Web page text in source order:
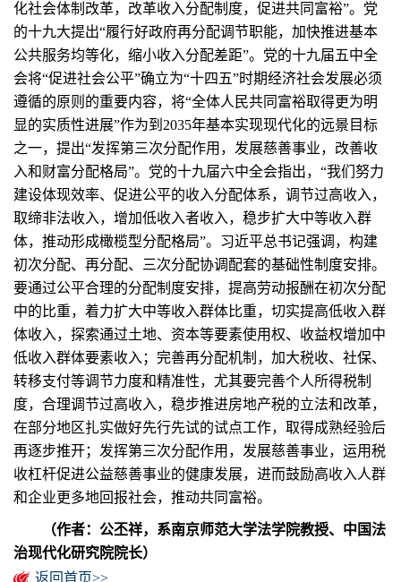
化社会体制改革，改革收入分配制度，促进共同富裕”。党
的十九大提出“履行好政府再分配调节职能，加快推进基本
公共服务均等化，缩小收入分配差距”。党的十九届五中全
会将“促进社会公平”确立为“十四五”时期经济社会发展必须
遵循的原则的重要内容，将“全体人民共同富裕取得更为明
显的实质性进展”作为到2035年基本实现现代化的远景目标
之一，提出“发挥第三次分配作用，发展慈善事业，改善收
入和财富分配格局”。党的十九届六中全会指出，“我们努力
建设体现效率、促进公平的收入分配体系，调节过高收入，
取缔非法收入，增加低收入者收入，稳步扩大中等收入群
体，推动形成橄榄型分配格局”。习近平总书记强调，构建
初次分配、再分配、三次分配协调配套的基础性制度安排。
要通过公平合理的分配制度安排，提高劳动报酬在初次分配
中的比重，着力扩大中等收入群体比重，切实提高低收入群
体收入，探索通过土地、资本等要素使用权、收益权增加中
低收入群体要素收入；完善再分配机制，加大税收、社保、
转移支付等调节力度和精准性，尤其要完善个人所得税制
度，合理调节过高收入，稳步推进房地产税的立法和改革，
在部分地区扎实做好先行先试的试点工作，取得成熟经验后
再逐步推开；发挥第三次分配作用，发展慈善事业，运用税
收杠杆促进公益慈善事业的健康发展，进而鼓励高收入人群
和企业更多地回报社会，推动共同富裕。
（作者：公丕祥，系南京师范大学法学院教授、中国法
治现代化研究院院长）
返回首页>>